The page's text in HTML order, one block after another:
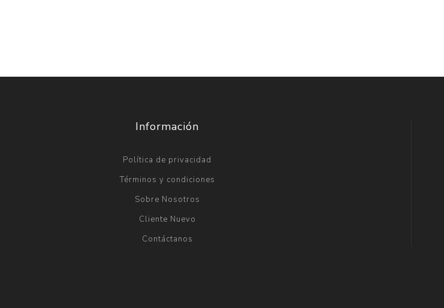
Información
Política de privacidad
Términos y condiciones
Sobre Nosotros
Cliente Nuevo
Contáctanos